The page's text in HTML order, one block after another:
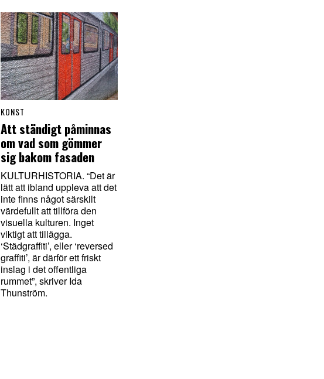
KONST
Att ständigt påminnas
om vad som gömmer
sig bakom fasaden
KULTURHISTORIA. “Det är
lätt att ibland uppleva att det
inte finns något särskilt
värdefullt att tillföra den
visuella kulturen. Inget
viktigt att tillägga.
‘Städgraffiti’, eller ‘reversed
graffiti’, är därför ett friskt
inslag i det offentliga
rummet”, skriver Ida
Thunström.